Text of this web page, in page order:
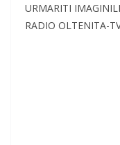
URMARITI
RADIO OLTENITA-